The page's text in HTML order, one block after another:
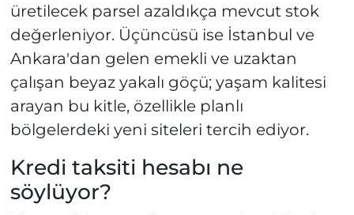
üretilecek parsel azaldıkça mevcut stok
değerleniyor. Üçüncüsü ise İstanbul ve
Ankara'dan gelen emekli ve uzaktan
çalışan beyaz yakalı göçü; yaşam kalitesi
arayan bu kitle, özellikle planlı
bölgelerdeki yeni siteleri tercih ediyor.
Kredi taksiti hesabı ne
söylüyor?